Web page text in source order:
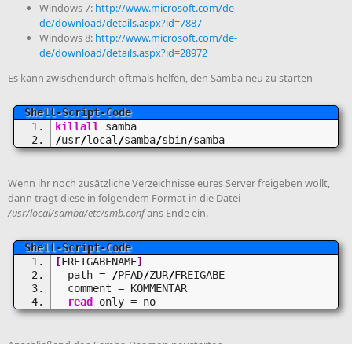
Windows 7: http://www.microsoft.com/de-
de/download/details.aspx?id=7887
Windows 8: http://www.microsoft.com/de-
de/download/details.aspx?id=28972
Es kann zwischendurch oftmals helfen, den Samba neu zu starten
killall
samba
/usr/local /samba/sbin/samba
Wenn ihr noch zusätzliche Verzeichnisse eures Server freigeben wollt,
dann tragt diese in folgendem Format in die Datei
/usr/local/samba/etc/smb.confans Ende ein.
[FREIGABENAME]
  path =
/PFAD/ZUR/FREIGABE
  comment = KOMMENTAR
read
only = no